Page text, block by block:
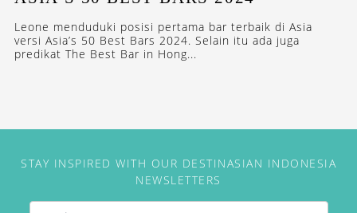
Leone menduduki posisi pertama bar terbaik di Asia
versi Asia’s 50 Best Bars 2024. Selain itu ada juga
predikat The Best Bar in Hong...
STAY INSPIRED WITH OUR DESTINASIAN INDONESIA
NEWSLETTERS